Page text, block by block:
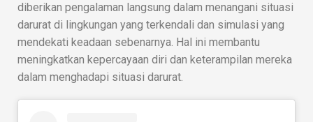
diberikan pengalaman langsung dalam menangani situasi
darurat di lingkungan yang terkendali dan simulasi yang
mendekati keadaan sebenarnya. Hal ini membantu
meningkatkan kepercayaan diri dan keterampilan mereka
dalam menghadapi situasi darurat.